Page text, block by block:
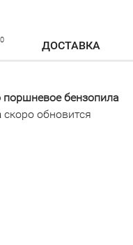
0 ДОСТАВКА
поршневое бензопила
скоро обновится